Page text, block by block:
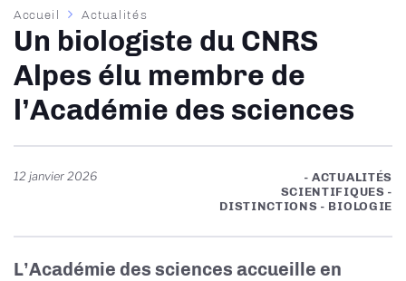
Fil
d'Ariane
Accueil Actualités
Un biologiste du CNRS
Alpes élu membre de
l’Académie des sciences
12 janvier 2026
- ACTUALITÉS
SCIENTIFIQUES -
DISTINCTIONS - BIOLOGIE
L’Académie des sciences accueille en